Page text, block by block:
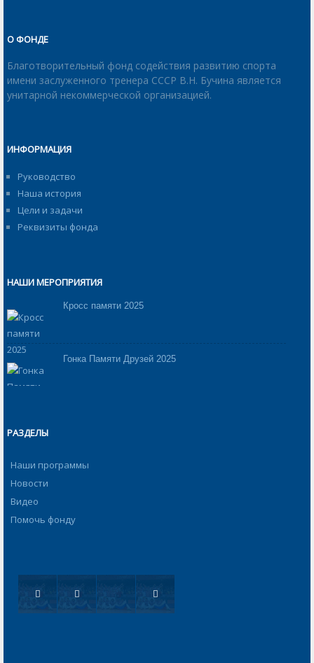
О ФОНДЕ
Благотворительный фонд содействия развитию спорта
имени заслуженного тренера СССР В.Н. Бучина является
унитарной некоммерческой организацией.
ИНФОРМАЦИЯ
Руководство
Наша история
Цели и задачи
Реквизиты фонда
НАШИ МЕРОПРИЯТИЯ
Кросс памяти 2025
Гонка Памяти Друзей 2025
РАЗДЕЛЫ
Наши программы
Новости
Видео
Помочь фонду